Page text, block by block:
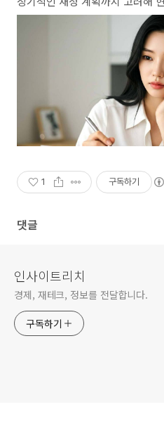
1 구독하기
댓글
인사이트리치
경제, 재테크, 정보를 전달합니다.
구독하기